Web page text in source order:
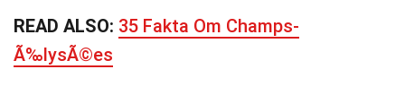
READ ALSO: 35 Fakta Om Champs-
Ã‰lysÃ©es